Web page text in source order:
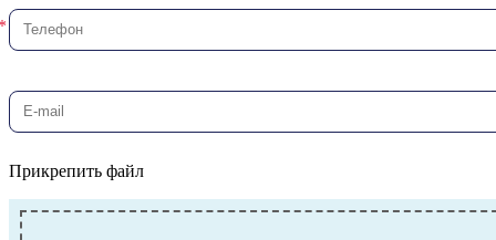
Прикрепить файл